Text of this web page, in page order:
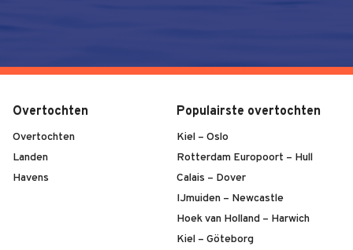
Overtochten
Overtochten
Landen
Havens
Populairste overtochten
Kiel – Oslo
Rotterdam Europoort – Hull
Calais – Dover
IJmuiden – Newcastle
Hoek van Holland – Harwich
Kiel – Göteborg